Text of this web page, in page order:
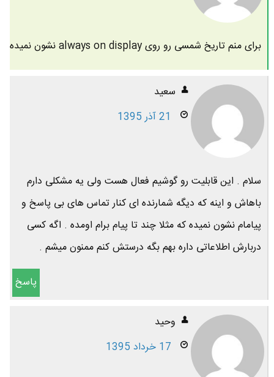
برای منم تاریخ شمسی رو روی always on display نشون نمیده
سعید
21 آذر 1395
سلام . این قابلیت رو گوشیم فعال هست ولی یه مشکلی دارم
باهاش و اینه که دیگه شمارنده ای کنار تماس های بی پاسخ و
پیامام نشون نمیده که مثلا چند تا پیام برام اومده . اگه کسی
دربارش اطلاعاتی داره بهم بگه درستش کنم ممنون میشم .
پاسخ
وحید
17 خرداد 1395